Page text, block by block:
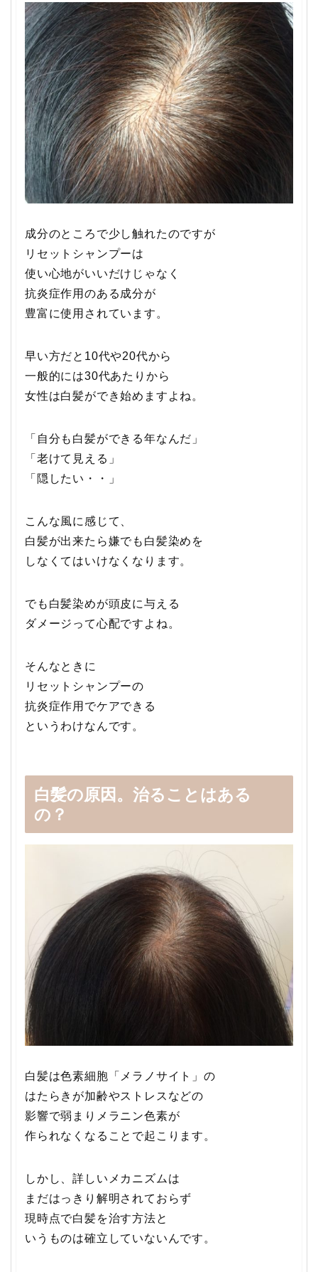
成分のところで少し触れたのですが
リセットシャンプーは
使い心地がいいだけじゃなく
抗炎症作用のある成分が
豊富に使用されています。
早い方だと10代や20代から
一般的には30代あたりから
女性は白髪ができ始めますよね。
「自分も白髪ができる年なんだ」
「老けて見える」
「隠したい・・」
こんな風に感じて、
白髪が出来たら嫌でも白髪染めを
しなくてはいけなくなります。
でも白髪染めが頭皮に与える
ダメージって心配ですよね。
そんなときに
リセットシャンプーの
抗炎症作用でケアできる
というわけなんです。
白髪の原因。治ることはある
の？
白髪は色素細胞「メラノサイト」の
はたらきが加齢やストレスなどの
影響で弱まりメラニン色素が
作られなくなることで起こります。
しかし、詳しいメカニズムは
まだはっきり解明されておらず
現時点で白髪を治す方法と
いうものは確立していないんです。